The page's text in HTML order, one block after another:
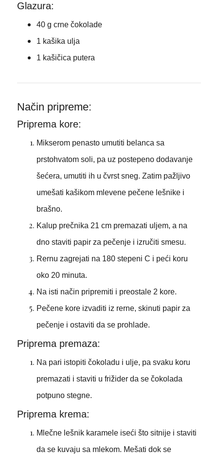
Glazura:
40 g crne čokolade
1 kašika ulja
1 kašičica putera
Način pripreme:
Priprema kore:
Mikserom penasto umutiti belanca sa
prstohvatom soli, pa uz postepeno dodavanje
šećera, umutiti ih u čvrst sneg. Zatim pažljivo
umešati kašikom mlevene pečene lešnike i
brašno.
Kalup prečnika 21 cm premazati uljem, a na
dno staviti papir za pečenje i izručiti smesu.
Rernu zagrejati na 180 stepeni C i peći koru
oko 20 minuta.
Na isti način pripremiti i preostale 2 kore.
Pečene kore izvaditi iz rerne, skinuti papir za
pečenje i ostaviti da se prohlade.
Priprema premaza:
Na pari istopiti čokoladu i ulje, pa svaku koru
premazati i staviti u frižider da se čokolada
potpuno stegne.
Priprema krema:
Mlečne lešnik karamele iseći što sitnije i staviti
da se kuvaju sa mlekom. Mešati dok se